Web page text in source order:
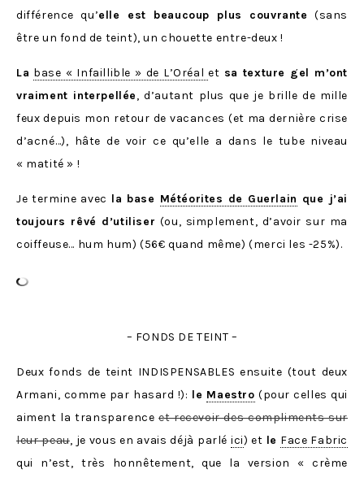
différence qu’elle est beaucoup plus couvrante (sans
être un fond de teint), un chouette entre-deux !
La base « Infaillible » de L’Oréalet sa texture gel m’ont
vraiment interpellée, d’autant plus que je brille de mille
feux depuis mon retour de vacances (et ma dernière crise
d’acné…), hâte de voir ce qu’elle a dans le tube niveau
« matité » !
Je termine avec la base Météorites de Guerlain que j’ai
toujours rêvé d’utiliser (ou, simplement, d’avoir sur ma
coiffeuse… hum hum) (56€ quand même) (merci les -25%).
– FONDS DE TEINT –
Deux fonds de teint INDISPENSABLES ensuite (tout deux
Armani, comme par hasard !): le Maestro (pour celles qui
aiment la transparenceet recevoir des compliments sur
leur peau, je vous en avais déjà parlé ici) et le Face Fabric
qui n’est, très honnêtement, que la version « crème